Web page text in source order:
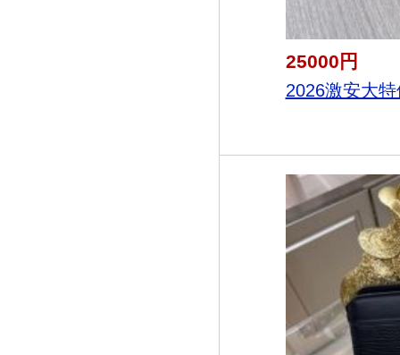
25000円
2026激安大